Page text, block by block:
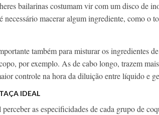
bailarinas costumam vir com um disco de
necessário macerar algum ingrediente, como o
também para misturar os ingredientes
por exemplo. As de cabo longo, trazem
controle na hora da diluição entre líquido e
IDEAL
as especificidades de cada grupo de